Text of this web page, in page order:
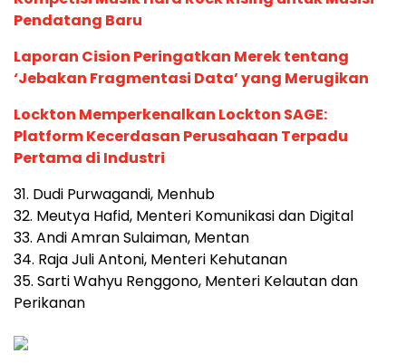
Pendatang Baru
Laporan Cision Peringatkan Merek tentang
‘Jebakan Fragmentasi Data’ yang Merugikan
Lockton Memperkenalkan Lockton SAGE:
Platform Kecerdasan Perusahaan Terpadu
Pertama di Industri
31. Dudi Purwagandi, Menhub
32. Meutya Hafid, Menteri Komunikasi dan Digital
33. Andi Amran Sulaiman, Mentan
34. Raja Juli Antoni, Menteri Kehutanan
35. Sarti Wahyu Renggono, Menteri Kelautan dan
Perikanan